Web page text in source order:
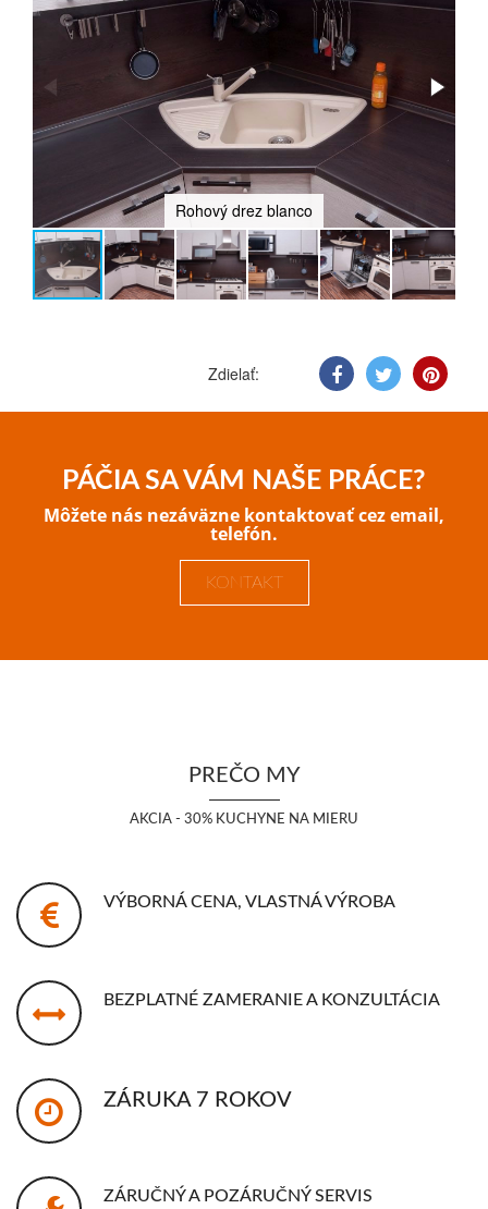
Rohový drez blanco
Zdielať:
PÁČIA SA VÁM NAŠE PRÁCE?
Môžete nás nezáväzne kontaktovať cez email,
telefón.
KONTAKT
PREČO MY
AKCIA - 30% KUCHYNE NA MIERU
VÝBORNÁ CENA, VLASTNÁ VÝROBA
BEZPLATNÉ ZAMERANIE A KONZULTÁCIA
ZÁRUKA 7 ROKOV
ZÁRUČNÝ A POZÁRUČNÝ SERVIS